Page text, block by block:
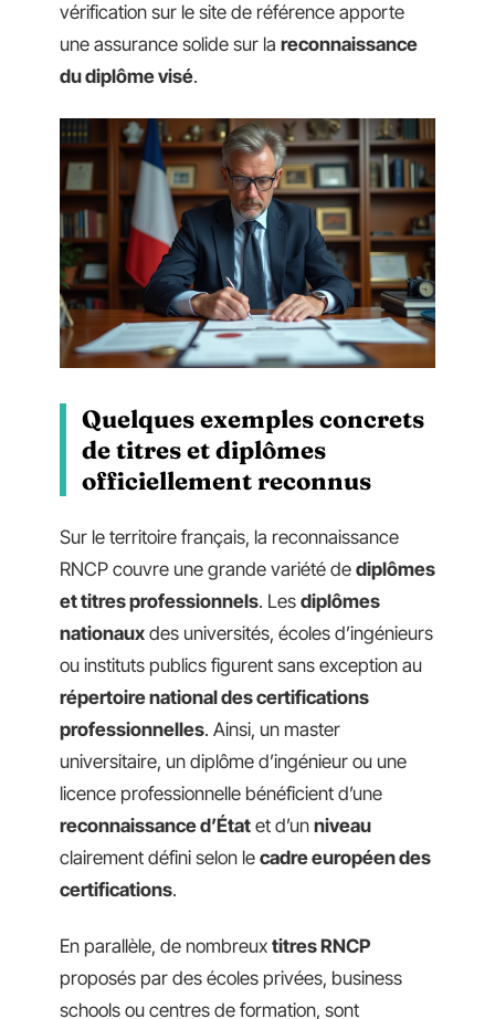
vérification sur le site de référence apporte
une assurance solide sur la reconnaissance
du diplôme visé.
Quelques exemples concrets
de titres et diplômes
officiellement reconnus
Sur le territoire français, la reconnaissance
RNCP couvre une grande variété de diplômes
et titres professionnels. Les diplômes
nationaux des universités, écoles d’ingénieurs
ou instituts publics figurent sans exception au
répertoire national des certifications
professionnelles. Ainsi, un master
universitaire, un diplôme d’ingénieur ou une
licence professionnelle bénéficient d’une
reconnaissance d’État et d’un niveau
clairement défini selon le cadre européen des
certifications.
En parallèle, de nombreux titres RNCP
proposés par des écoles privées, business
schools ou centres de formation, sont